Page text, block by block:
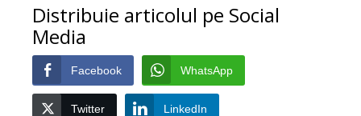
Distribuie articolul pe Social
Media
Facebook WhatsApp
Twitter LinkedIn